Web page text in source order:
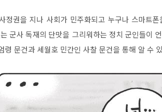
정권을 지나 사회가 민주화되고 누구나 스마트
군사 독재의 단맛을 그리워하는 정치 군인들이
령 문건과 세월호 민간인 사찰 문건을 통해 알 수